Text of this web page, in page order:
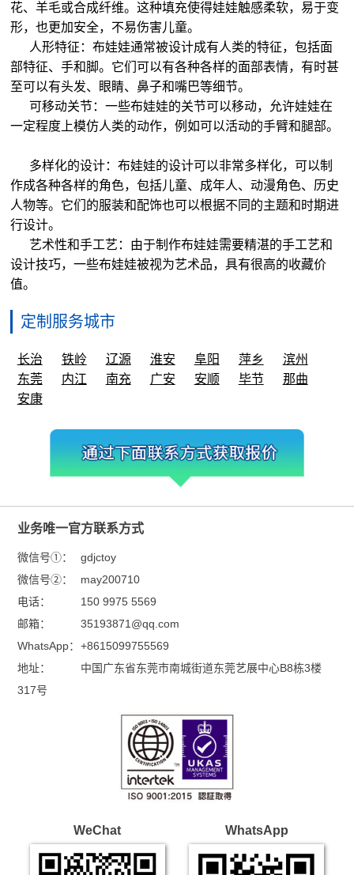
花、羊毛或合成纤维。这种填充使得娃娃触感柔软，易于变
形，也更加安全，不易伤害儿童。
人形特征：布娃娃通常被设计成有人类的特征，包括面
部特征、手和脚。它们可以有各种各样的面部表情，有时甚
至可以有头发、眼睛、鼻子和嘴巴等细节。
可移动关节：一些布娃娃的关节可以移动，允许娃娃在
一定程度上模仿人类的动作，例如可以活动的手臂和腿部。
多样化的设计：布娃娃的设计可以非常多样化，可以制
作成各种各样的角色，包括儿童、成年人、动漫角色、历史
人物等。它们的服装和配饰也可以根据不同的主题和时期进
行设计。
艺术性和手工艺：由于制作布娃娃需要精湛的手工艺和
设计技巧，一些布娃娃被视为艺术品，具有很高的收藏价
值。
定制服务城市
长治 铁岭 辽源 淮安 阜阳 萍乡
滨州
东莞
内江 南充 广安 安顺 毕节
那曲
安康
业务唯一官方联系方式
微信号①：
gdjctoy
微信号②：
may200710
电话：
150 9975 5569
邮箱：
35193871@qq.com
WhatsApp： +8615099755569
地址：
中国广东省东莞市南城街道东莞艺展中心B8栋3楼
317号
WeChat WhatsApp